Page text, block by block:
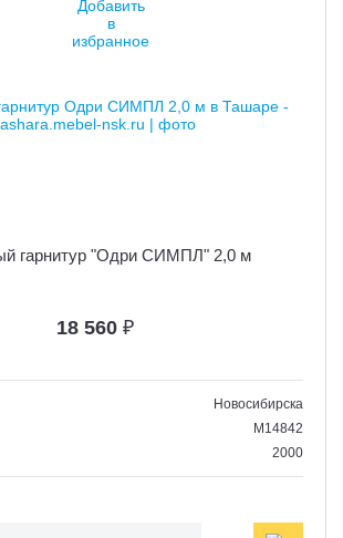
гарнитур "Одри СИМПЛ" 2,0 м
18 560 ₽
Новосибирска
M14842
2000